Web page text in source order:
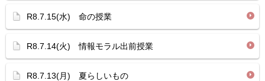
R8.7.15(水) 命の授業
R8.7.14(火) 情報モラル出前授業
R8.7.13(月) 夏らしいもの